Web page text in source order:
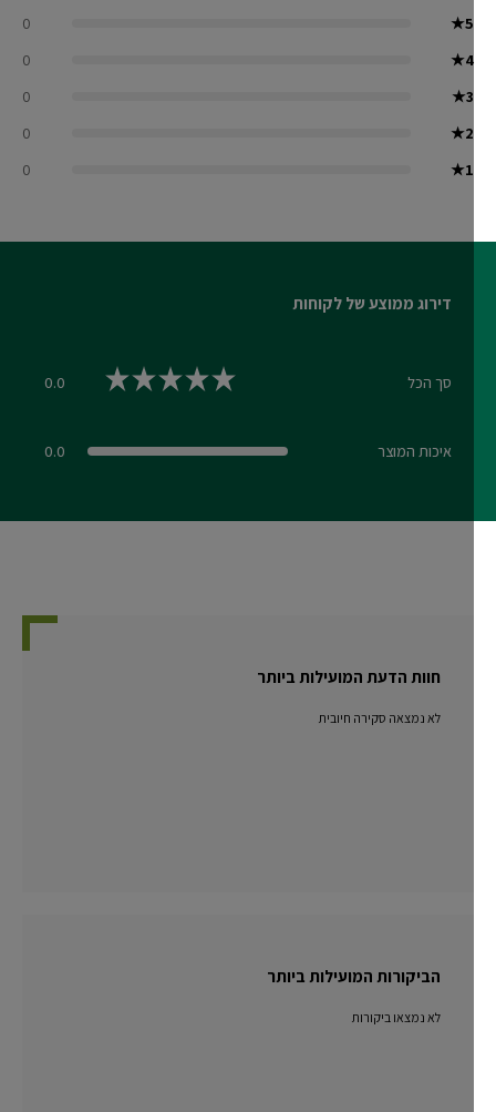
★
דירוג ממוצע של לקוחות
סך הכל
איכות המוצר
חוות הדעת המועילות ביותר
לא נמצאה סקירה חיובית
הביקורות המועילות ביותר
לא נמצאו ביקורות